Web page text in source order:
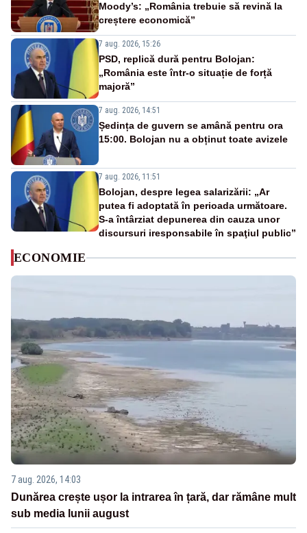
Moody’s: „România trebuie să revină la
creștere economică”
7 aug. 2026, 15:26
PSD, replică dură pentru Bolojan:
„România este într-o situație de forță
majoră”
7 aug. 2026, 14:51
Ședința de guvern se amână pentru ora
15:00. Bolojan nu a obținut toate avizele
7 aug. 2026, 11:51
Bolojan, despre legea salarizării: „Ar
putea fi adoptată în perioada următoare.
S-a întârziat depunerea din cauza unor
discursuri iresponsabile în spaţiul public”
ECONOMIE
7 aug. 2026, 14:03
Dunărea crește ușor la intrarea în țară, dar rămâne mult
sub media lunii august